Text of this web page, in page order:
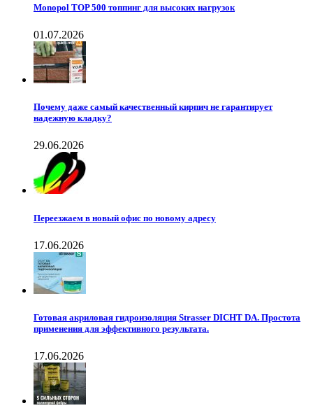
Monopol TOP 500 топпинг для высоких нагрузок
01.07.2026
Почему даже самый качественный кирпич не гарантирует
надежную кладку?
29.06.2026
Переезжаем в новый офис по новому адресу
17.06.2026
Готовая акриловая гидроизоляция Strasser DICHT DA. Простота
применения для эффективного результата.
17.06.2026